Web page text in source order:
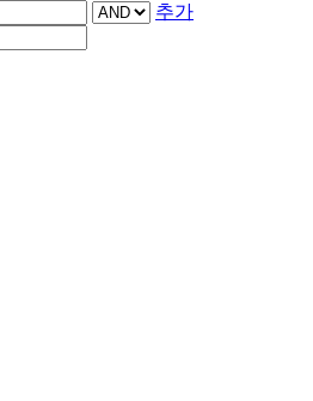
추가